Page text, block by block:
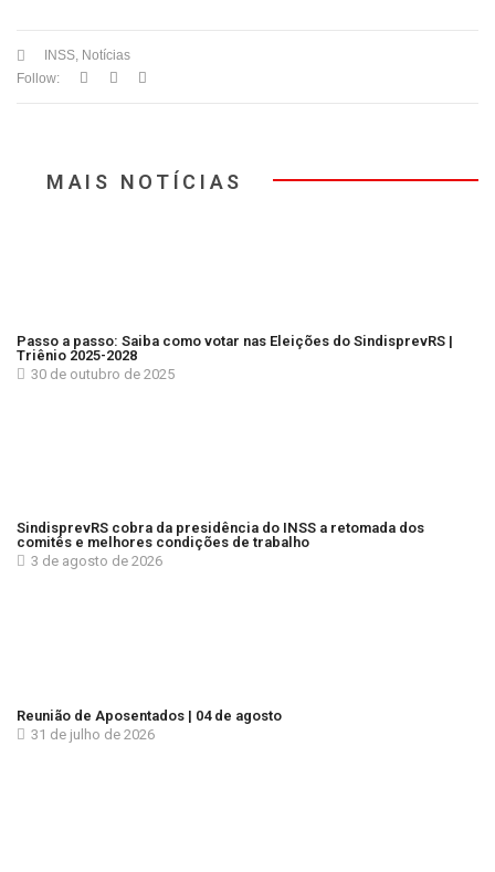
INSS, Notícias
Follow:
MAIS NOTÍCIAS
Passo a passo: Saiba como votar nas Eleições do SindisprevRS |
Triênio 2025-2028
30 de outubro de 2025
SindisprevRS cobra da presidência do INSS a retomada dos
comitês e melhores condições de trabalho
3 de agosto de 2026
Reunião de Aposentados | 04 de agosto
31 de julho de 2026